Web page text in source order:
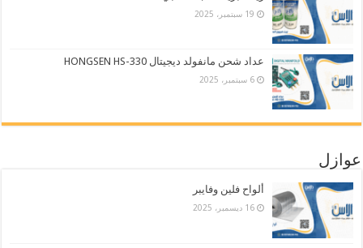
19 سبتمبر، 2025
عداد شحن مانفولد ديجيتال HONGSEN HS-330
6 سبتمبر، 2025
عوازل
ألواح فلين وفايبر
16 ديسمبر، 2025